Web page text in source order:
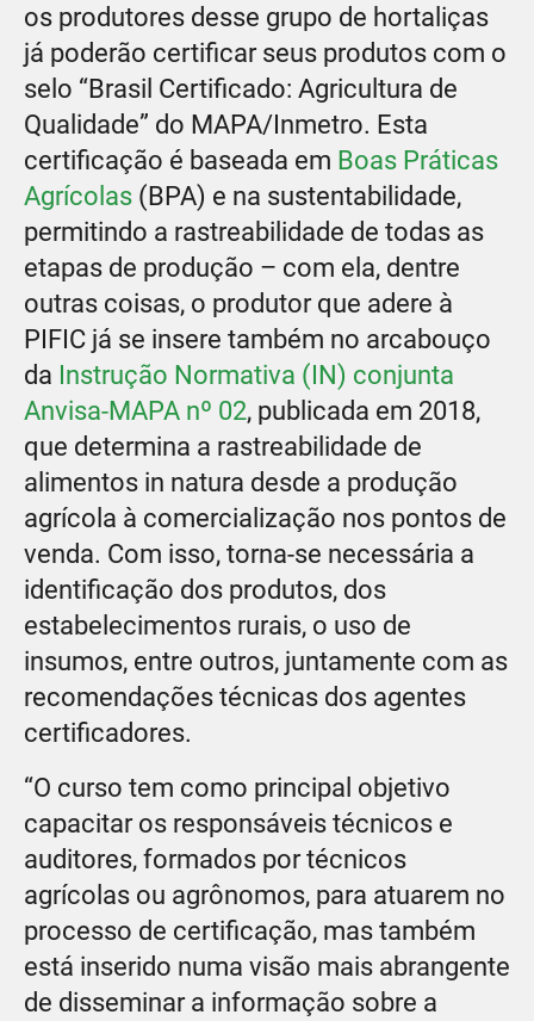
os produtores desse grupo de hortaliças
já poderão certificar seus produtos com o
selo “Brasil Certificado: Agricultura de
Qualidade” do MAPA/Inmetro. Esta
certificação é baseada em Boas Práticas
Agrícolas (BPA) e na sustentabilidade,
permitindo a rastreabilidade de todas as
etapas de produção – com ela, dentre
outras coisas, o produtor que adere à
PIFIC já se insere também no arcabouço
da Instrução Normativa (IN) conjunta
Anvisa-MAPA nº 02, publicada em 2018,
que determina a rastreabilidade de
alimentos in natura desde a produção
agrícola à comercialização nos pontos de
venda. Com isso, torna-se necessária a
identificação dos produtos, dos
estabelecimentos rurais, o uso de
insumos, entre outros, juntamente com as
recomendações técnicas dos agentes
certificadores.
“O curso tem como principal objetivo
capacitar os responsáveis técnicos e
auditores, formados por técnicos
agrícolas ou agrônomos, para atuarem no
processo de certificação, mas também
está inserido numa visão mais abrangente
de disseminar a informação sobre a